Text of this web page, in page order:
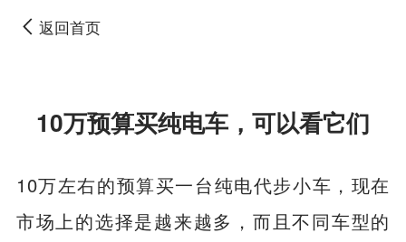
返回首页
10万预算买纯电车，可以看它们
10万左右的预算买一台纯电代步小车，现在
市场上的选择是越来越多，而且不同车型的